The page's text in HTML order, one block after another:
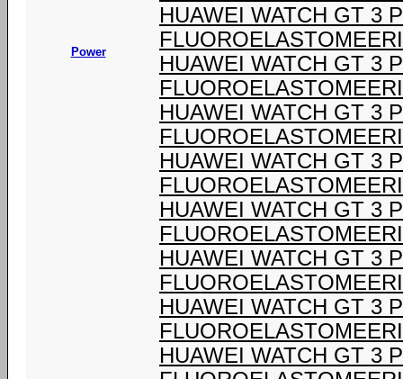
Power
HUAWEI WATCH GT 3
HUAWEI WATCH GT 3
HUAWEI WATCH GT 3
HUAWEI WATCH GT 3
HUAWEI WATCH GT 3
HUAWEI WATCH GT 3
HUAWEI WATCH GT 3
HUAWEI WATCH GT 3